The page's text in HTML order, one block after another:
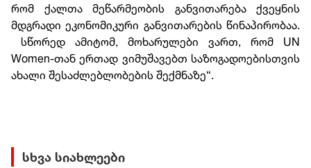
რომ ქალთა მეწარმეობის განვითარება ქვეყნის
მდგრადი ეკონომიკური განვითარების წინაპირობაა.
სწორედ ამიტომ, მოხარულები ვართ, რომ UN
Women-თან ერთად ვიმუშავებთ საზოგადოებისთვის
ახალი შესაძლებლობების შექმნაზე“.
სხვა სიახლეები